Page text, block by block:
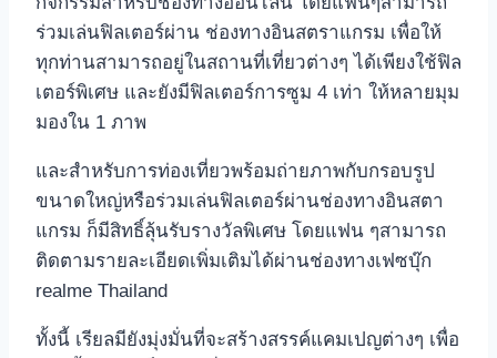
ร่วมเล่นฟิลเตอร์ผ่าน ช่องทางอินสตราแกรม เพื่อให้
ทุกท่านสามารถอยู่ในสถานที่เที่ยวต่างๆ ได้เพียงใช้ฟิล
เตอร์พิเศษ และยังมีฟิลเตอร์การซูม 4 เท่า ให้หลายมุม
มองใน 1 ภาพ
และสำหรับการท่องเที่ยวพร้อมถ่ายภาพกับกรอบรูป
ขนาดใหญ่หรือร่วมเล่นฟิลเตอร์ผ่านช่องทางอินสตา
แกรม ก็มีสิทธิ์ลุ้นรับรางวัลพิเศษ โดยแฟน ๆสามารถ
ติดตามรายละเอียดเพิ่มเติมได้ผ่านช่องทางเฟซบุ๊ก
realme Thailand
ทั้งนี้ เรียลมียังมุ่งมั่นที่จะสร้างสรรค์แคมเปญต่างๆ เพื่อ